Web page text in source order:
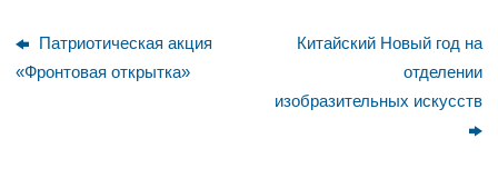
Патриотическая акция
«Фронтовая открытка»
Китайский Новый год на
отделении
изобразительных искусств